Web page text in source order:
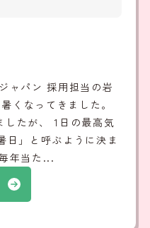
ャパン 採用担当の岩
くなってきました。
したが、 1日の最高気
」と呼ぶように決ま
年当た...